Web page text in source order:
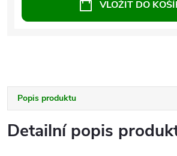
VLOŽIT DO
Popis produktu
Detailní popis